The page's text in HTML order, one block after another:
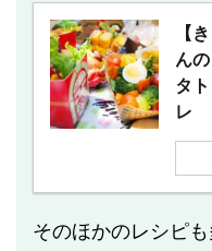
【
ん
タ
レ
そのほかのレシピも